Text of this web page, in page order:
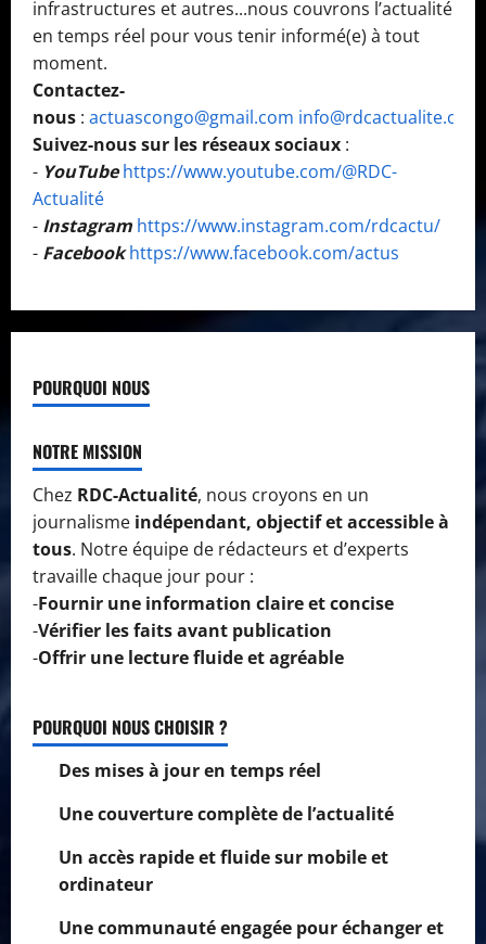
infrastructures et autres...nous couvrons l’actualité
en temps réel pour vous tenir informé(e) à tout
moment.
Contactez-
nous : actuascongo@gmail.com info@rdcactualite.com
Suivez-nous sur les réseaux sociaux :
- YouTube https://www.youtube.com/@RDC-
Actualité
- Instagram https://www.instagram.com/rdcactu/
- Facebook https://www.facebook.com/actus
POURQUOI NOUS
NOTRE MISSION
Chez RDC-Actualité, nous croyons en un
journalisme indépendant, objectif et accessible à
tous. Notre équipe de rédacteurs et d’experts
travaille chaque jour pour :
-Fournir une information claire et concise
-Vérifier les faits avant publication
-Offrir une lecture fluide et agréable
POURQUOI NOUS CHOISIR ?
Des mises à jour en temps réel
Une couverture complète de l’actualité
Un accès rapide et fluide sur mobile et
ordinateur
Une communauté engagée pour échanger et